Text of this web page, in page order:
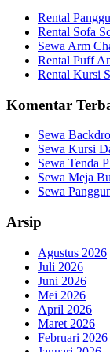
Rental
Rental Sofa
Sewa Arm
Rental Puff
Rental Kursi
Komentar
Sewa
Sewa Kursi
Sewa Tenda
Sewa Meja
Sewa
Arsip
Agustus 2026
Juli 2026
Juni 2026
Mei 2026
April 2026
Maret 2026
Februari 2026